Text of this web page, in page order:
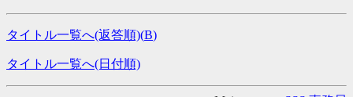
タイトル一覧へ(返答順)(B)
タイトル一覧へ(日付順)